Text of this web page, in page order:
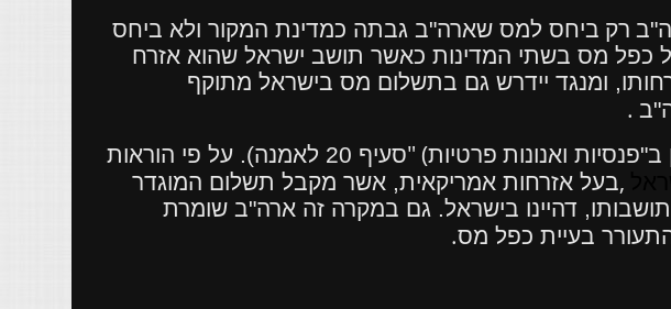
רק ביחס למס שארה"ב גבתה כמדינת המקור ולא ביחס
כפל מס בשתי המדינות כאשר תושב ישראל שהוא אזרח
ומנגד יידרש גם בתשלום מס בישראל מתוקף
.
ואנונות פרטיות" (
סעיף 20 לאמנה). על פי הוראות
,בעל אזרחות אמריקאית, אשר מקבל תשלום המוגדר
דהיינו בישראל. גם במקרה זה ארה"ב שומרת
בעיית כפל מס.